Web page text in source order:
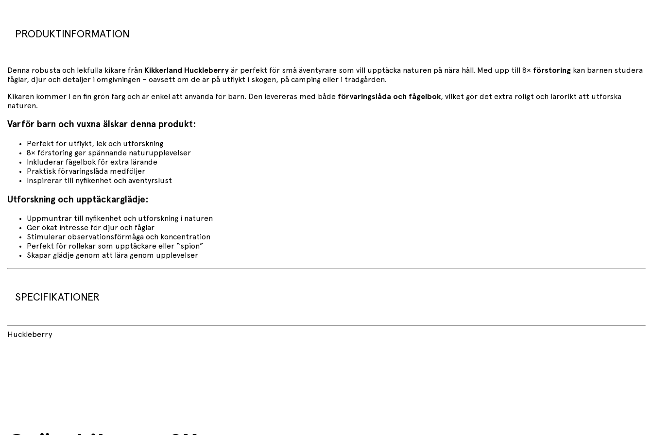
PRODUKTINFORMATION
Denna robusta och lekfulla kikare från Kikkerland Huckleberry är perfekt för små äventyrare som vill upptäcka naturen på nära håll. Med upp till 8× förstoring kan barnen studera
fåglar, djur och detaljer i omgivningen – oavsett om de är på utflykt i skogen, på camping eller i trädgården.
Kikaren kommer i en fin grön färg och är enkel att använda för barn. Den levereras med både förvaringslåda och fågelbok, vilket gör det extra roligt och lärorikt att utforska
naturen.
Varför barn och vuxna älskar denna produkt:
Perfekt för utflykt, lek och utforskning
8× förstoring ger spännande naturupplevelser
Inkluderar fågelbok för extra lärande
Praktisk förvaringslåda medföljer
Inspirerar till nyfikenhet och äventyrslust
Utforskning och upptäckarglädje:
Uppmuntrar till nyfikenhet och utforskning i naturen
Ger ökat intresse för djur och fåglar
Stimulerar observationsförmåga och koncentration
Perfekt för rollekar som upptäckare eller “spion”
Skapar glädje genom att lära genom upplevelser
SPECIFIKATIONER
Produktnamn: Kikkerland Huckleberry Binoculars
Huckleberry